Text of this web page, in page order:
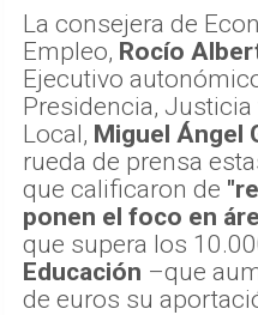
La consejera de
Empleo, Rocío
Ejecutivo
Presidencia,
Local, Miguel Ángel
rueda de prensa
que calificaron de
ponen el foco en
que supera los
Educación –que
de euros su